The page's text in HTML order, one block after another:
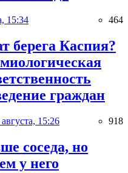
15:34 464
берега Каспия?
граждан
15:26 918
соседа, но
у него